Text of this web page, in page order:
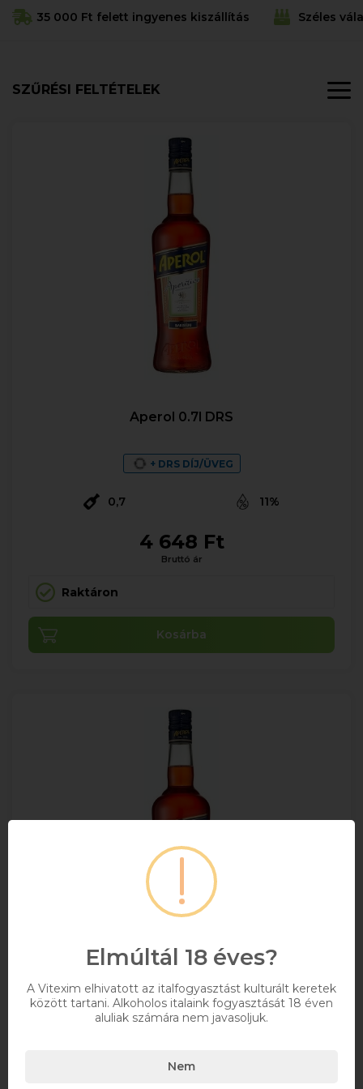
35 000 Ft felett ingyenes kiszállítás Széles
SZŰRÉSI FELTÉTELEK
Aperol 0.7l DRS
+ DRS DÍJ/ÜVEG
0,7 11%
4 648 Ft
Bruttó ár
Raktáron
Kosárba
Aperol 1l DRS
Elmúltál 18 éves?
A Vitexim elhivatott az italfogyasztást kulturált keretek
között tartani. Alkoholos italaink fogyasztását 18 éven
aluliak számára nem javasoljuk.
Nem